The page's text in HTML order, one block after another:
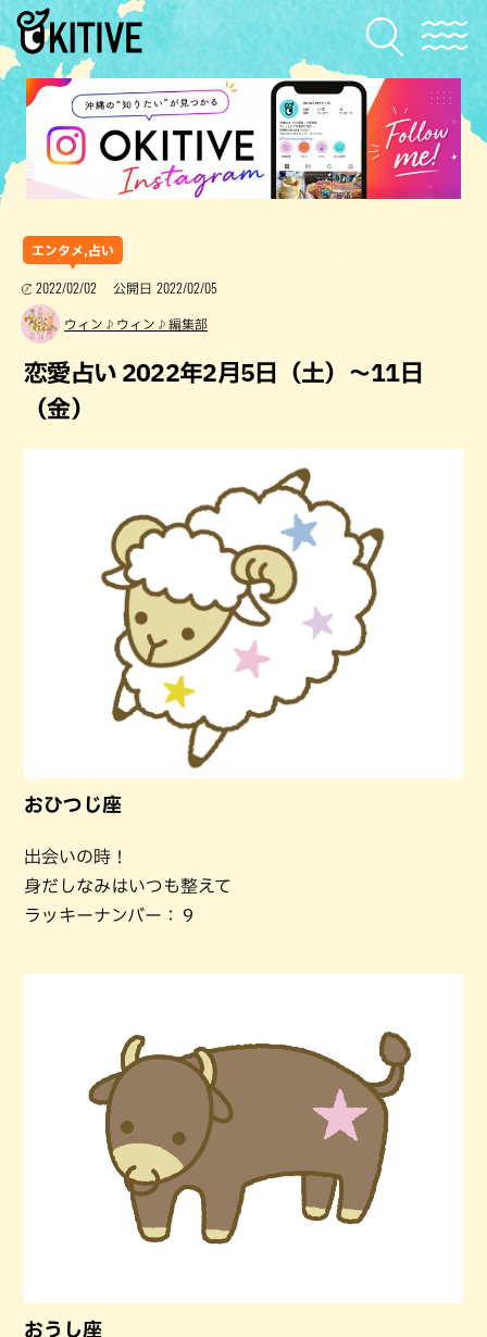
エンタメ,占い
2022/02/02 公開日 2022/02/05
ウィン♪ウィン♪編集部
恋愛占い 2022年2月5日（土）～11日
（金）
おひつじ座
出会いの時！
身だしなみはいつも整えて
ラッキーナンバー：９
おうし座